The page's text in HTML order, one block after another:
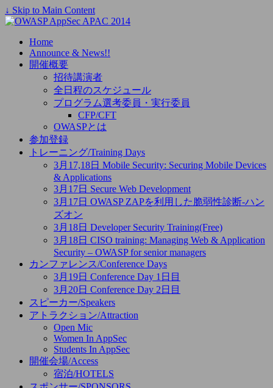
↓ Skip to Main Content
Home
Announce & News!!
開催概要
招待講演者
全日程のスケジュール
プログラム選考委員・実行委員
CFP/CFT
OWASPとは
参加登録
トレーニング/Training Days
3月17,18日 Mobile Security: Securing Mobile Devices
& Applications
3月17日 Secure Web Development
3月17日 OWASP ZAPを利用した脆弱性診断-ハン
ズオン
3月18日 Developer Security Training(Free)
3月18日 CISO training: Managing Web & Application
Security – OWASP for senior managers
カンファレンス/Conference Days
3月19日 Conference Day 1日目
3月20日 Conference Day 2日目
スピーカー/Speakers
アトラクション/Attraction
Open Mic
Women In AppSec
Students In AppSec
開催会場/Access
宿泊/HOTELS